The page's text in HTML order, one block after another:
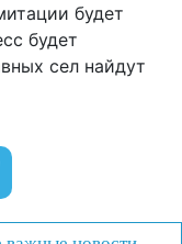
будет
будет
сел найдут